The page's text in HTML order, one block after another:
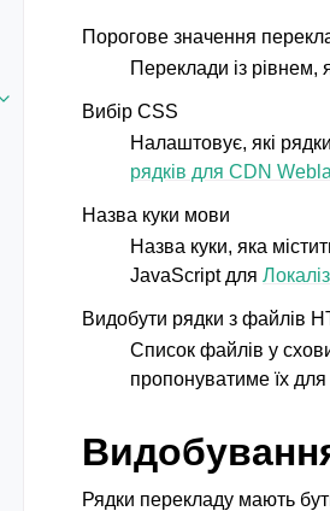
Toggle navigation of Настанови з
Порогове значення
Переклади із
Вибір CSS
Налаштовує, які
рядків для CDN
Назва куки мови
Назва куки, яка
JavaScript для
Видобути рядки з файлів
Список файлів у
пропонуватиме їх
Рядки перекладу мають